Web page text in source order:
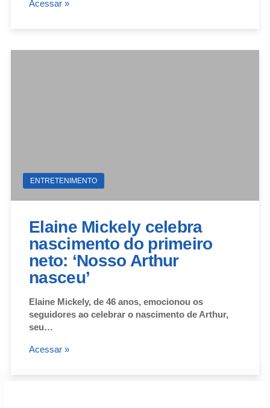
Acessar »
ENTRETENIMENTO
Elaine Mickely celebra
nascimento do primeiro
neto: ‘Nosso Arthur
nasceu’
Elaine Mickely, de 46 anos, emocionou os
seguidores ao celebrar o nascimento de Arthur,
seu…
Acessar »